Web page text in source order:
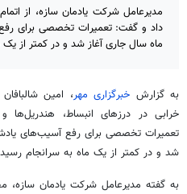
مدیرعامل شرکت یادمان سازه، از
داد و گفت: تعمیرات تخصصی برای
ماه سال جاری آغاز شد و در کمتر از
به گزارش خبرگزاری مهر، امینشالبافان
خرابی در درزهای انبساط، هندریل‌ها
تعمیرات تخصصی برای رفع آسیب‌های
شد و در کمتر از یک ماه به سرانجام
به گفته مدیرعامل شرکت یادمان